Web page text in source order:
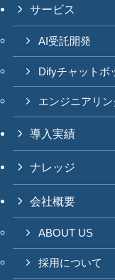
サービス
AI受託開発
Difyチャットボ
エンジニアリ
導入実績
ナレッジ
会社概要
ABOUT US
採用について